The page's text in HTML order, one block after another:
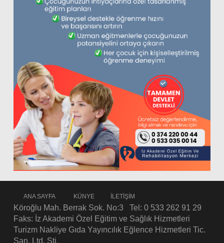
ANA SAYFA KÜNYE İLETİŞİM
Köroğlu Mah. Berrak Sok. No:3 Tel: 0 533 262 91 29
Faks: İz Akademi Özel Eğitim ve Sağlık Hizmetleri
Turizm Nakliye Gıda Yayıncılık Eğlence Hizmetleri Tic.
San. Ltd. Şti.